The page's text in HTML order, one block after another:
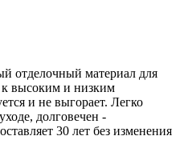
отделочный материал для
высоким и низким
и не выгорает. Легко
долговечен -
30 лет без изменения